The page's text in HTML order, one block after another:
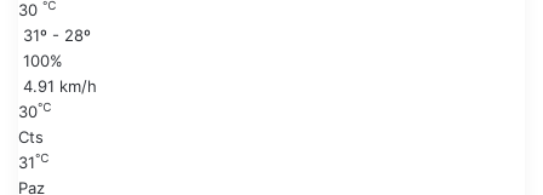
a
y
f
30 ℃
31º - 28º
100%
4.91 km/h
30℃
Cts
31℃
Paz